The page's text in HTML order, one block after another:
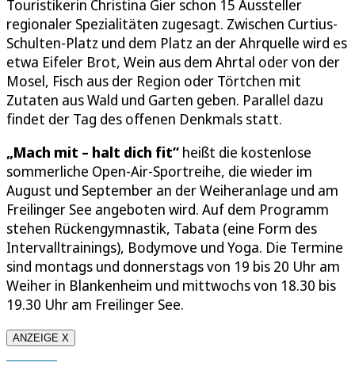
Touristikerin Christina Gier schon 15 Aussteller
regionaler Spezialitäten zugesagt. Zwischen Curtius-
Schulten-Platz und dem Platz an der Ahrquelle wird es
etwa Eifeler Brot, Wein aus dem Ahrtal oder von der
Mosel, Fisch aus der Region oder Törtchen mit
Zutaten aus Wald und Garten geben. Parallel dazu
findet der Tag des offenen Denkmals statt.
„Mach mit – halt dich fit“ heißt die kostenlose
sommerliche Open-Air-Sportreihe, die wieder im
August und September an der Weiheranlage und am
Freilinger See angeboten wird. Auf dem Programm
stehen Rückengymnastik, Tabata (eine Form des
Intervalltrainings), Bodymove und Yoga. Die Termine
sind montags und donnerstags von 19 bis 20 Uhr am
Weiher in Blankenheim und mittwochs von 18.30 bis
19.30 Uhr am Freilinger See.
ANZEIGE X